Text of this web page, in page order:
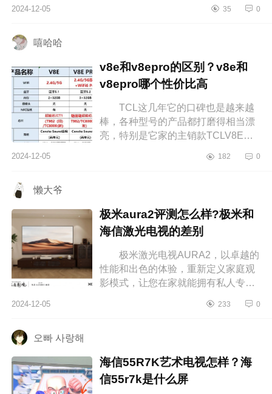
TCL哪个电视好 一直想要一台颜
2024-12-05 35 0
嘻哈哈
v8e和v8epro的区别？v8e和
v8epro哪个性价比高
TCL这几年它的口碑也是越来越
棒，各种型号的产品都打磨得相当漂
亮，特别是它家的主销款TCLV8E，
下面小编为大家介绍下v8e和v8epro
2024-12-05 182 0
懒大爷
极米aura2评测怎么样?极米和
海信激光电视的差别
极米激光电视AURA2，以卓越的
性能和出色的体验，重新定义家庭观
影模式，让您在家就能拥有私人专属
极米aura2评测怎么样?极米和海信激
2024-12-05 233 0
오빠 사랑해
海信55R7K艺术电视怎样？海
信55r7k是什么屏